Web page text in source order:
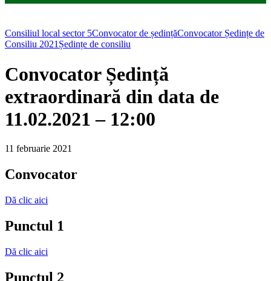
Consiliul local sector 5Convocator de ședințăConvocator Ședințe de
Consiliu 2021 Ședințe de consiliu
Convocator Ședință
extraordinară din data de
11.02.2021 – 12:00
11 februarie 2021
Convocator
Dă clic aici
Punctul 1
Dă clic aici
Punctul 2